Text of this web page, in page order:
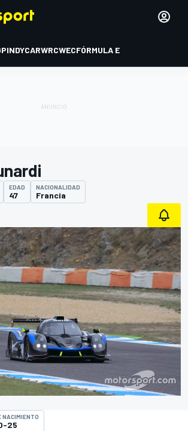
INDYCARWRCWECFÓRMULA E
EDAD
47
NACIONALIDAD
Francia
NACIMIENTO
25